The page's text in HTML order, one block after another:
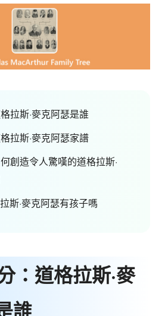
拉斯·麥克阿瑟是誰
拉斯·麥克阿瑟家譜
創造令人驚嘆的道格拉斯·
斯·麥克阿瑟有孩子嗎
：道格拉斯·麥
誰